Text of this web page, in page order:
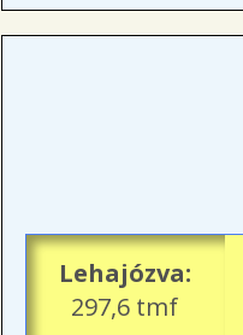
Lehajózva:
297,6 tmf